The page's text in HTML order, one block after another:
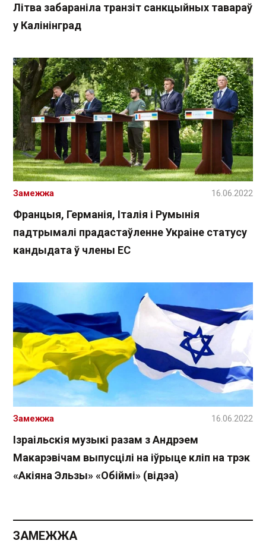
Літва забараніла транзіт санкцыйных тавараў
у Калінінград
Францыя, Германія, Італія і Румынія
падтрымалі прадастаўленне Украіне статусу
кандыдата ў члены ЕС
Замежжа 16.06.2022
Ізраільскія музыкі разам з Андрэем
Макарэвічам выпусцілі на іўрыце кліп на трэк
«Акіяна Эльзы» «Обіймі» (відэа)
Замежжа 16.06.2022
ЗАМЕЖЖА